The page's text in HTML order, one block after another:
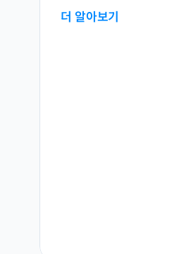
더 알아보기